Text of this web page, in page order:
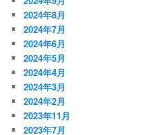
2024年8月
2024年7月
2024年6月
2024年5月
2024年4月
2024年3月
2024年2月
2023年11月
2023年7月